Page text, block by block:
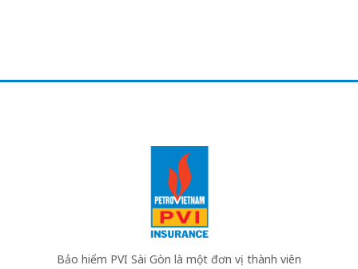
Bảo hiểm PVI Sài Gòn là một đơn vị thành viên